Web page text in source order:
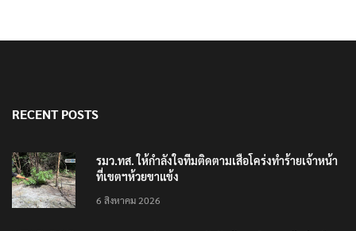
RECENT POSTS
รมว.ทส. ให้กำลังใจทีมติดตามเสือโคร่งทำร้ายเจ้าหน้า
ที่เขตฯห้วยขาแข้ง
6 สิงหาคม 2026